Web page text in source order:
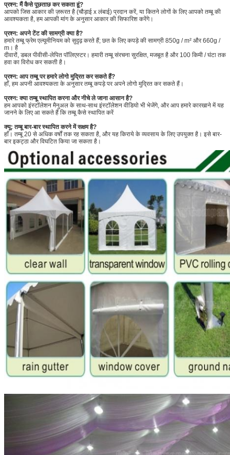
प्रश्न: मैं कैसे पूछताछ कर सकता हूं?
आपको जिस आकार की ज़रूरत है (चौड़ाई x लंबाई) प्रदान करें, या कितने लोगों के लिए आपको तम्बू की
आवश्यकता है, हम आपकी मांग के अनुसार आकार की सिफारिश करेंगे।
प्रश्न: अपने टेंट की सामग्री क्या है?
हमारे तम्बू फ्रेम एल्यूमीनियम को सुदृढ़ करते हैं; छत के लिए कपड़े की सामग्री 850g / m² और 660g /
m। है
दीवारों, डबल पीवीसी-लेपित पॉलिएस्टर। हमारी तम्बू संरचना सुरक्षित, मजबूत है और 100 किमी / घंटा तक
हवा का विरोध कर सकती है।
प्रश्न: आप तम्बू पर हमारे लोगो मुद्रित कर सकते हैं?
हाँ, हम अपनी आवश्यकता के अनुसार तम्बू कपड़े पर अपने लोगो मुद्रित कर सकते हैं।
प्रश्न: क्या तम्बू स्थापित करना और नीचे ले जाना आसान है?
हम आपको इंस्टॉलेशन मैनुअल के साथ-साथ इंस्टॉलेशन वीडियो भी भेजेंगे, और आप हमारे कारखाने में यह
जानने के लिए आ सकते हैं कि तम्बू कैसे स्थापित करें
क्यू: तम्बू बार-बार स्थापित करने में सक्षम है?
हाँ। तम्बू 20 से अधिक वर्षों तक रह सकता है, और यह किराये के व्यवसाय के लिए उपयुक्त है। इसे बार-
बार इकट्ठा और विघटित किया जा सकता है।